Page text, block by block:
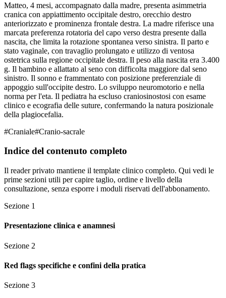
Matteo, 4 mesi, accompagnato dalla madre, presenta asimmetria
cranica con appiattimento occipitale destro, orecchio destro
anteriorizzato e prominenza frontale destra. La madre riferisce una
marcata preferenza rotatoria del capo verso destra presente dalla
nascita, che limita la rotazione spontanea verso sinistra. Il parto e
stato vaginale, con travaglio prolungato e utilizzo di ventosa
ostetrica sulla regione occipitale destra. Il peso alla nascita era 3.400
g. Il bambino e allattato al seno con difficolta maggiore dal seno
sinistro. Il sonno e frammentato con posizione preferenziale di
appoggio sull'occipite destro. Lo sviluppo neuromotorio e nella
norma per l'eta. Il pediatra ha escluso craniosinostosi con esame
clinico e ecografia delle suture, confermando la natura posizionale
della plagiocefalia.
#Craniale#Cranio-sacrale
Indice del contenuto completo
Il reader privato mantiene il template clinico completo. Qui vedi le
prime sezioni utili per capire taglio, ordine e livello della
consultazione, senza esporre i moduli riservati dell'abbonamento.
Sezione 1
Presentazione clinica e anamnesi
Sezione 2
Red flags specifiche e confini della pratica
Sezione 3